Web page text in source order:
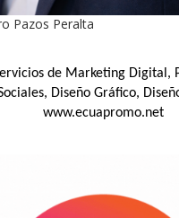
Pazos Peralta
de Marketing Digital,
Diseño Gráfico,
www.ecuapromo.net